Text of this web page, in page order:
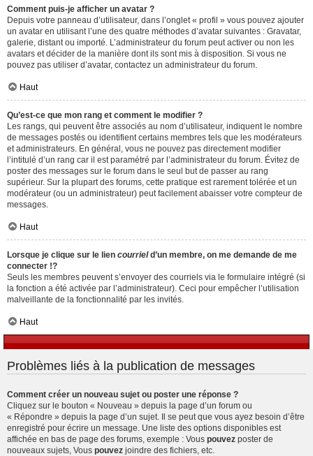
Comment puis-je afficher un avatar ?
Depuis votre panneau d’utilisateur, dans l’onglet « profil » vous pouvez ajouter
un avatar en utilisant l’une des quatre méthodes d’avatar suivantes : Gravatar,
galerie, distant ou importé. L’administrateur du forum peut activer ou non les
avatars et décider de la manière dont ils sont mis à disposition. Si vous ne
pouvez pas utiliser d’avatar, contactez un administrateur du forum.
Haut
Qu’est-ce que mon rang et comment le modifier ?
Les rangs, qui peuvent être associés au nom d’utilisateur, indiquent le nombre
de messages postés ou identifient certains membres tels que les modérateurs
et administrateurs. En général, vous ne pouvez pas directement modifier
l’intitulé d’un rang car il est paramétré par l’administrateur du forum. Évitez de
poster des messages sur le forum dans le seul but de passer au rang
supérieur. Sur la plupart des forums, cette pratique est rarement tolérée et un
modérateur (ou un administrateur) peut facilement abaisser votre compteur de
messages.
Haut
Lorsque je clique sur le lien courrield’un membre, on me demande de me
connecter !?
Seuls les membres peuvent s’envoyer des courriels via le formulaire intégré (si
la fonction a été activée par l’administrateur). Ceci pour empêcher l’utilisation
malveillante de la fonctionnalité par les invités.
Haut
Problèmes liés à la publication de messages
Comment créer un nouveau sujet ou poster une réponse ?
Cliquez sur le bouton « Nouveau » depuis la page d’un forum ou
« Répondre » depuis la page d’un sujet. Il se peut que vous ayez besoin d’être
enregistré pour écrire un message. Une liste des options disponibles est
affichée en bas de page des forums, exemple : Vous pouvez poster de
nouveaux sujets, Vous pouvez joindre des fichiers, etc.